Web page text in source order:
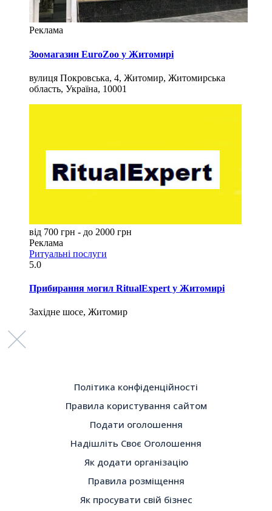
Реклама
Зоомагазин EuroZoo у Житомирі
вулиця Покровська, 4, Житомир, Житомирська
область, Україна, 10001
від 700 грн - до 2000 грн
Реклама
Ритуальні послуги
5.0
Прибирання могил RitualExpert у Житомирі
Західне шосе, Житомир
Політика конфіденційності
Правила користування сайтом
Подати оголошення
Надішліть Своє Оголошення
Як додати організацію
Правила розміщення
Як просувати свій бізнес